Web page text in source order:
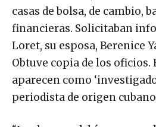
casas de bolsa, de cambio,
financieras. Solicitaban
Loret, su esposa, Berenice
Obtuve copia de los oficios.
aparecen como
periodista de origen